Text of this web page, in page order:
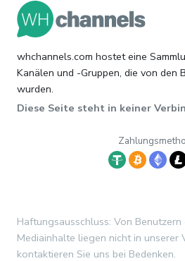
whchannels.com hostet eine
Kanälen und -Gruppen, die von den
wurden.
Diese Seite steht in keiner
Haftungsausschluss: Von
Mediainhalte liegen nicht in unserer
kontaktieren Sie uns bei Bedenken.